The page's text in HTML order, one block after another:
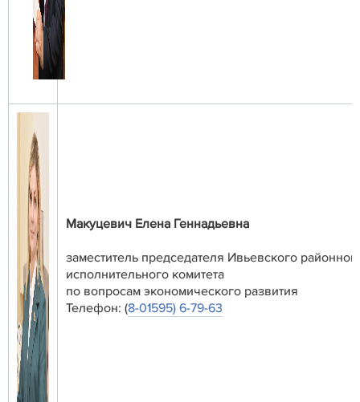
Макуцевич Елена Геннадьевна
заместитель председателя Ивьевского
исполнительного комитета
по вопросам экономического развития
Телефон: (8-01595) 6-79-63